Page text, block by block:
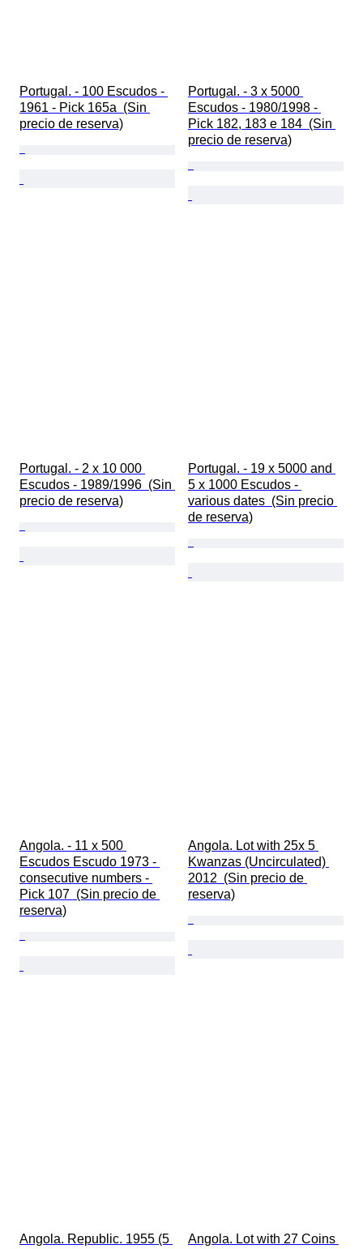
Portugal. - 100 Escudos -
1961 - Pick 165a  (Sin
precio de reserva)
Portugal. - 3 x 5000
Escudos - 1980/1998 -
Pick 182, 183 e 184  (Sin
precio de reserva)
Portugal. - 2 x 10 000
Escudos - 1989/1996  (Sin
precio de reserva)
Portugal. - 19 x 5000 and
5 x 1000 Escudos -
various dates  (Sin precio
de reserva)
Angola. - 11 x 500
Escudos Escudo 1973 -
consecutive numbers -
Pick 107  (Sin precio de
reserva)
Angola. Lot with 25x 5
Kwanzas (Uncirculated)
2012  (Sin precio de
reserva)
Angola. Republic. 1955 (5
Angola. Lot with 27 Coins